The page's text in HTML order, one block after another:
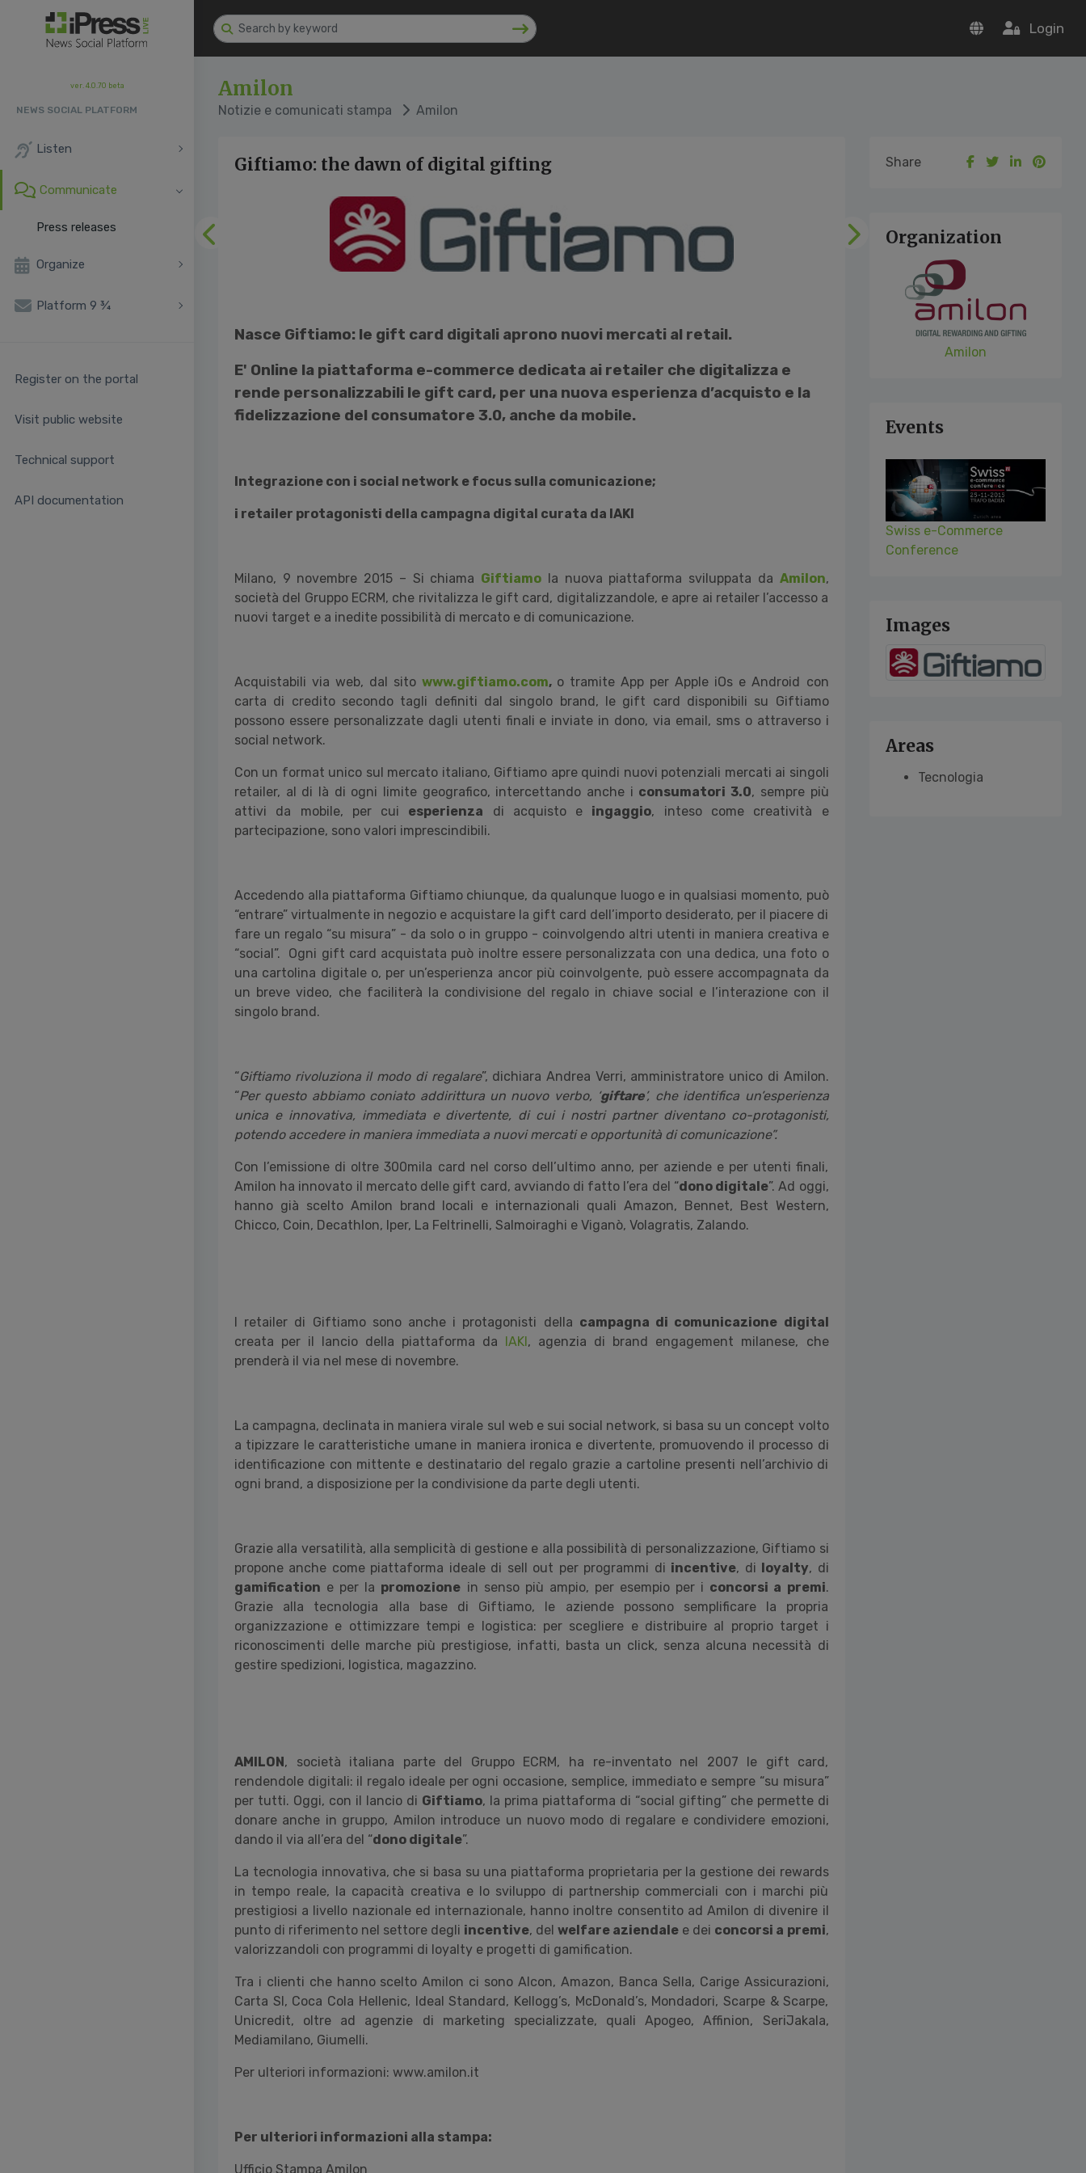
Login
ver. 4.0.70 beta
NEWS SOCIAL PLATFORM
Listen
Communicate
Press releases
Organize
Platform 9 ¾
Register on the portal
Visit public website
Technical support
API documentation
Amilon
Notizie e comunicati stampa Amilon
Giftiamo: the dawn of digital gifting
Previous Following
Nasce Giftiamo: le gift card digitali aprono nuovi mercati al retail.
E' Online la piattaforma e-commerce dedicata ai retailer che digitalizza e
rende personalizzabili le gift card, per una nuova esperienza d’acquisto e la
fidelizzazione del consumatore 3.0, anche da mobile.
Integrazione con i social network e focus sulla comunicazione;
i retailer protagonisti della campagna digital curata da IAKI
Milano, 9 novembre 2015 – Si chiama Giftiamo la nuova piattaforma sviluppata da Amilon,
società del Gruppo ECRM, che rivitalizza le gift card, digitalizzandole, e apre ai retailer l’accesso a
nuovi target e a inedite possibilità di mercato e di comunicazione.
Acquistabili via web, dal sitowww.giftiamo.com, o tramite App per Apple iOs e Android con
carta di credito secondo tagli definiti dal singolo brand, le gift card disponibili su Giftiamo
possono essere personalizzate dagli utenti finali e inviate in dono, via email, sms o attraverso i
social network.
Con un format unico sul mercato italiano, Giftiamo apre quindi nuovi potenziali mercati ai singoli
retailer, al di là di ogni limite geografico, intercettando anche i consumatori 3.0, sempre più
attivi da mobile, per cui esperienza di acquisto e ingaggio, inteso come creatività e
partecipazione, sono valori imprescindibili.
Accedendo alla piattaforma Giftiamo chiunque, da qualunque luogo e in qualsiasi momento, può
“entrare” virtualmente in negozio e acquistare la gift card dell’importo desiderato, per il piacere di
fare un regalo “su misura” - da solo o in gruppo - coinvolgendo altri utenti in maniera creativa e
“social”. Ogni gift card acquistata può inoltre essere personalizzata con una dedica, una foto o
una cartolina digitale o, per un’esperienza ancor più coinvolgente, può essere accompagnata da
un breve video, che faciliterà la condivisione del regalo in chiave social e l’interazione con il
singolo brand.
“Giftiamo rivoluziona il modo di regalare”, dichiara Andrea Verri, amministratore unico di Amilon.
“Per questo abbiamo coniato addirittura un nuovo verbo, ‘giftare’, che identifica un’esperienza
unica e innovativa, immediata e divertente, di cui i nostri partner diventano co-protagonisti,
potendo accedere in maniera immediata a nuovi mercati e opportunità di comunicazione”.
Con l’emissione di oltre 300mila card nel corso dell’ultimo anno, per aziende e per utenti finali,
Amilon ha innovato il mercato delle gift card, avviando di fatto l’era del “dono digitale”. Ad oggi,
hanno già scelto Amilon brand locali e internazionali quali Amazon, Bennet, Best Western,
Chicco, Coin, Decathlon, Iper, La Feltrinelli, Salmoiraghi e Viganò, Volagratis, Zalando.
I retailer di Giftiamo sono anche i protagonisti della campagna di comunicazione digital
creata per il lancio della piattaforma da IAKI, agenzia di brand engagement milanese, che
prenderà il via nel mese di novembre.
La campagna, declinata in maniera virale sul web e sui social network, si basa su un concept volto
a tipizzare le caratteristiche umane in maniera ironica e divertente, promuovendo il processo di
identificazione con mittente e destinatario del regalo grazie a cartoline presenti nell’archivio di
ogni brand, a disposizione per la condivisione da parte degli utenti.
Grazie alla versatilità, alla semplicità di gestione e alla possibilità di personalizzazione, Giftiamo si
propone anche come piattaforma ideale di sell out per programmi di incentive, di loyalty, di
gamification e per la promozione in senso più ampio, per esempio per i concorsi a premi.
Grazie alla tecnologia alla base di Giftiamo, le aziende possono semplificare la propria
organizzazione e ottimizzare tempi e logistica: per scegliere e distribuire al proprio target i
riconoscimenti delle marche più prestigiose, infatti, basta un click, senza alcuna necessità di
gestire spedizioni, logistica, magazzino.
AMILON, società italiana parte del Gruppo ECRM, ha re-inventato nel 2007 le gift card,
rendendole digitali: il regalo ideale per ogni occasione, semplice, immediato e sempre “su misura”
per tutti. Oggi, con il lancio di Giftiamo, la prima piattaforma di “social gifting” che permette di
donare anche in gruppo, Amilon introduce un nuovo modo di regalare e condividere emozioni,
dando il via all’era del “dono digitale”.
La tecnologia innovativa, che si basa su una piattaforma proprietaria per la gestione dei rewards
in tempo reale, la capacità creativa e lo sviluppo di partnership commerciali con i marchi più
prestigiosi a livello nazionale ed internazionale, hanno inoltre consentito ad Amilon di divenire il
punto di riferimento nel settore degli incentive, delwelfare aziendale e dei concorsi a premi,
valorizzandoli con programmi di loyalty e progetti di gamification.
Tra i clienti che hanno scelto Amilon ci sono Alcon, Amazon, Banca Sella, Carige Assicurazioni,
Carta SI, Coca Cola Hellenic, Ideal Standard, Kellogg’s, McDonald’s, Mondadori, Scarpe & Scarpe,
Unicredit, oltre ad agenzie di marketing specializzate, quali Apogeo, Affinion, SeriJakala,
Mediamilano, Giumelli.
Per ulteriori informazioni: www.amilon.it
Per ulteriori informazioni alla stampa:
Ufficio Stampa Amilon
Share
Organization
Amilon
Events
Swiss e-Commerce
Conference
Images
Areas
Tecnologia